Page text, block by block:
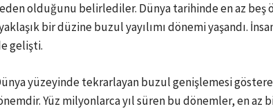
olduğunu belirlediler. Dünya tarihinde en az beş
bir düzine buzul yayılımı dönemi yaşandı.
gelişti.
yüzeyinde tekrarlayan buzul genişlemesi
Yüz milyonlarca yıl süren bu dönemler, en az